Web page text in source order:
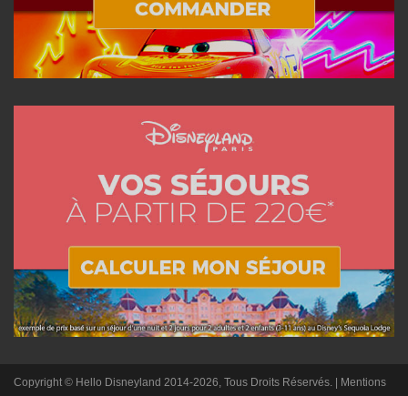
Copyright © Hello Disneyland 2014-2026, Tous Droits Réservés. | Mentions